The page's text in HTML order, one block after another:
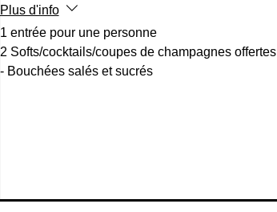
Plus d'info
1 entrée pour une personne
2 Softs/cocktails/coupes de champagnes offertes
- Bouchées salés et sucrés